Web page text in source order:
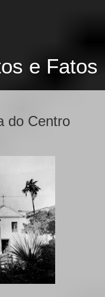
e Fatos
do Centro